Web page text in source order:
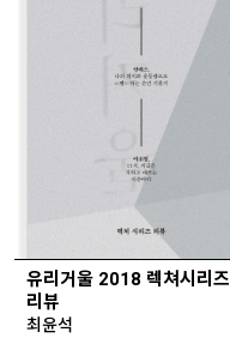
유리거울 2018 렉쳐시리즈
리뷰
최윤석